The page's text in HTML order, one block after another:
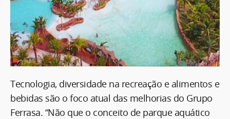
Tecnologia, diversidade na recreação e alimentos e
bebidas são o foco atual das melhorias do Grupo
Ferrasa. “Não que o conceito de parque aquático